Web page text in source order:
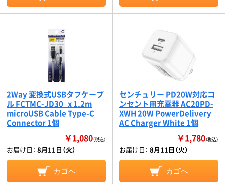
2Way 変換式USBタフケーブ
ル FCTMC-JD30_x 1.2m
microUSB Cable Type-C
Connector 1個
￥1,080（税込）
お届け日： 8月11日（火）
カゴへ
センチュリー PD20W対応コ
ンセント用充電器 AC20PD-
XWH 20W PowerDelivery
AC Charger White 1個
￥1,780（税込）
お届け日： 8月11日（火）
カゴへ